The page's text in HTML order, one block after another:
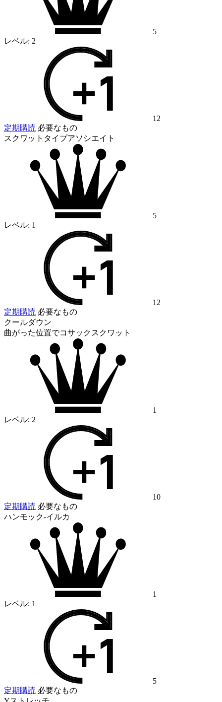
5
レベル: 2
12
定期購読 必要なもの
スクワットタイプアソシエイト
5
レベル: 1
12
定期購読 必要なもの
クールダウン
曲がった位置でコサックスクワット
1
レベル: 2
10
定期購読 必要なもの
ハンモック-イルカ
1
レベル: 1
5
定期購読 必要なもの